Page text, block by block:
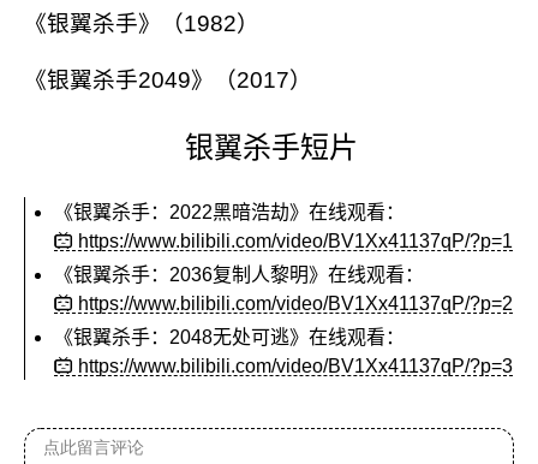
《银翼杀手》（1982）
《银翼杀手2049》（2017）
银翼杀手短片
《银翼杀手：2022黑暗浩劫》 在线观看：
https://www.bilibili.com/video/BV1Xx41137qP/?p=1
《银翼杀手：2036复制人黎明》 在线观看：
https://www.bilibili.com/video/BV1Xx41137qP/?p=2
《银翼杀手：2048无处可逃》 在线观看：
https://www.bilibili.com/video/BV1Xx41137qP/?p=3